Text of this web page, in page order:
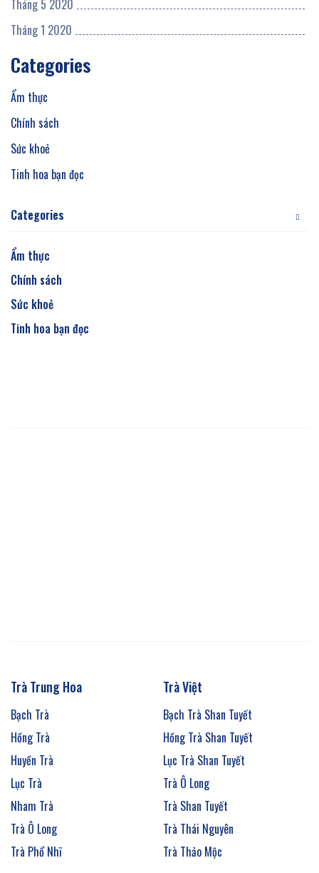
Tháng 5 2020
Tháng 1 2020
Categories
Ẩm thực
Chính sách
Sức khoẻ
Tinh hoa bạn đọc
Categories
Ẩm thực
Chính sách
Sức khoẻ
Tinh hoa bạn đọc
Trà Trung Hoa
Bạch Trà
Hồng Trà
Huyền Trà
Lục Trà
Nham Trà
Trà Ô Long
Trà Phổ Nhĩ
Trà Việt
Bạch Trà Shan Tuyết
Hồng Trà Shan Tuyết
Lục Trà Shan Tuyết
Trà Ô Long
Trà Shan Tuyết
Trà Thái Nguyên
Trà Thảo Mộc